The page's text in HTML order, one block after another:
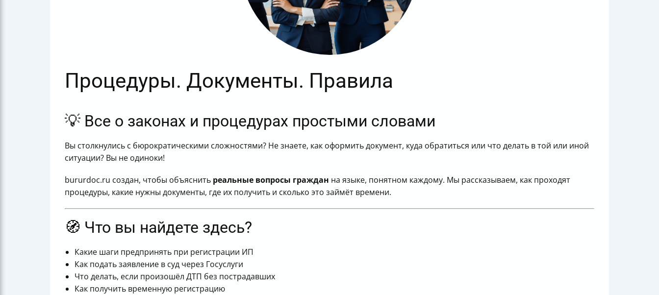
Процедуры. Документы. Правила
💡 Все о законах и процедурах простыми словами
Вы столкнулись с бюрократическими сложностями? Не знаете, как оформить документ, куда обратиться или что делать в той или иной
ситуации? Вы не одиноки!
bururdoc.ru создан, чтобы объяснить реальные вопросы граждан на языке, понятном каждому. Мы рассказываем, как проходят
процедуры, какие нужны документы, где их получить и сколько это займёт времени.
🧭 Что вы найдете здесь?
Какие шаги предпринять при регистрации ИП
Как подать заявление в суд через Госуслуги
Что делать, если произошёл ДТП без пострадавших
Как получить временную регистрацию